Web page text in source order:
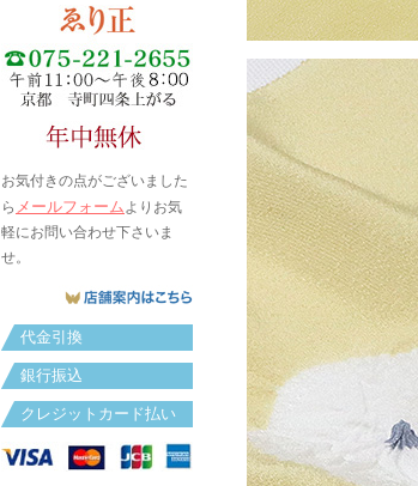
お気付きの点がございました
ら メールフォームよりお気
軽にお問い合わせ下さいま
せ。
代金引換
銀行振込
クレジットカード払い